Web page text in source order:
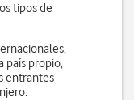
tipos de
país propio,
entrantes